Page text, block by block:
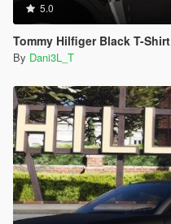
5.0
Tommy Hilfiger Black T-Shirt
By Dani3L_T